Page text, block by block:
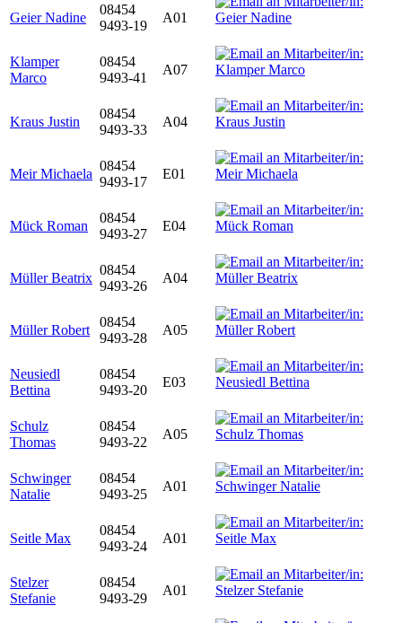
Geier Nadine
08454
9493-19
A01
Klamper
Marco
08454
9493-41
A07
Kraus Justin
08454
9493-33
A04
Meir Michaela
08454
9493-17
E01
Mück Roman
08454
9493-27
E04
Müller Beatrix
08454
9493-26
A04
Müller Robert
08454
9493-28
A05
Neusiedl
Bettina
08454
9493-20
E03
Schulz
Thomas
08454
9493-22
A05
Schwinger
Natalie
08454
9493-25
A01
Seitle Max
08454
9493-24
A01
Stelzer
Stefanie
08454
9493-29
A01